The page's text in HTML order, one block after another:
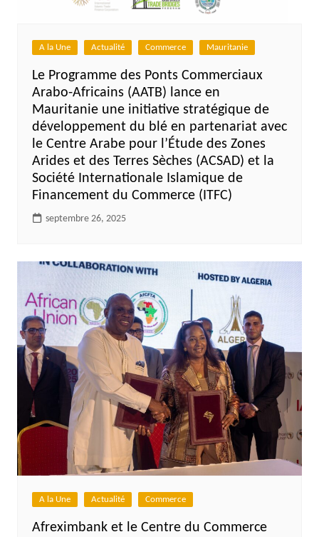
A la Une Actualité Commerce Mauritanie
Le Programme des Ponts Commerciaux
Arabo-Africains (AATB) lance en
Mauritanie une initiative stratégique de
développement du blé en partenariat avec
le Centre Arabe pour l’Étude des Zones
Arides et des Terres Sèches (ACSAD) et la
Société Internationale Islamique de
Financement du Commerce (ITFC)
septembre 26, 2025
A la Une Actualité Commerce
Afreximbank et le Centre du Commerce